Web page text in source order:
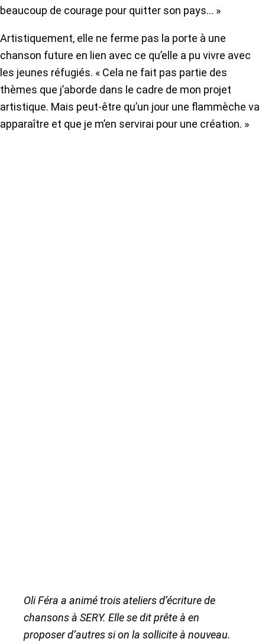
beaucoup de courage pour quitter son pays… »
Artistiquement, elle ne ferme pas la porte à une
chanson future en lien avec ce qu’elle a pu vivre avec
les jeunes réfugiés. « Cela ne fait pas partie des
thèmes que j’aborde dans le cadre de mon projet
artistique. Mais peut-être qu’un jour une flammèche va
apparaître et que je m’en servirai pour une création. »
Oli Féra a animé trois ateliers d’écriture de
chansons à SERY. Elle se dit prête à en
proposer d’autres si on la sollicite à nouveau.